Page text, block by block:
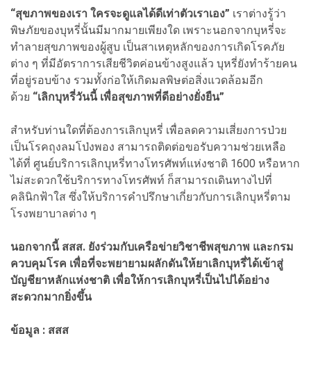
“สุขภาพของเรา ใครจะดูแลได้ดีเท่าตัวเราเอง” เราต่างรู้ว่า
พิษภัยของบุหรี่นั้นมีมากมายเพียงใด เพราะนอกจากบุหรี่จะ
ทำลายสุขภาพของผู้สูบ เป็นสาเหตุหลักของการเกิดโรคภัย
ต่าง ๆ ที่มีอัตราการเสียชีวิตค่อนข้างสูงแล้ว บุหรี่ยังทำร้ายคน
ที่อยู่รอบข้าง รวมทั้งก่อให้เกิดมลพิษต่อสิ่งแวดล้อมอีก
ด้วย “เลิกบุหรี่วันนี้ เพื่อสุขภาพที่ดีอย่างยั่งยืน”
สำหรับท่านใดที่ต้องการเลิกบุหรี่ เพื่อลดความเสี่ยงการป่วย
เป็นโรคถุงลมโป่งพอง สามารถติดต่อขอรับความช่วยเหลือ
ได้ที่ ศูนย์บริการเลิกบุหรี่ทางโทรศัพท์แห่งชาติ 1600 หรือหาก
ไม่สะดวกใช้บริการทางโทรศัพท์ ก็สามารถเดินทางไปที่
คลินิกฟ้าใส ซึ่งให้บริการคำปรึกษาเกี่ยวกับการเลิกบุหรี่ตาม
โรงพยาบาลต่าง ๆ
นอกจากนี้ สสส. ยังร่วมกับเครือข่ายวิชาชีพสุขภาพ และกรม
ควบคุมโรค เพื่อที่จะพยายามผลักดันให้ยาเลิกบุหรี่ได้เข้าสู่
บัญชียาหลักแห่งชาติ เพื่อให้การเลิกบุหรี่เป็นไปได้อย่าง
สะดวกมากยิ่งขึ้น
ข้อมูล : สสส